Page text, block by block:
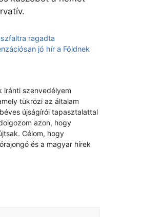
ragadta
jó hír a Földnek
iránti szenvedélyem
tükrözi az általam
újságírói tapasztalattal
azon, hogy
Célom, hogy
és a magyar hírek